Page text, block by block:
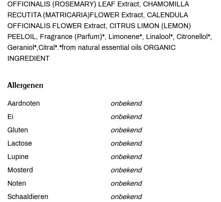
OFFICINALIS (ROSEMARY) LEAF Extract, CHAMOMILLA
RECUTITA (MATRICARIA)FLOWER Extract, CALENDULA
OFFICINALIS FLOWER Extract, CITRUS LIMON (LEMON)
PEELOIL, Fragrance (Parfum)*, Limonene*, Linalool*, Citronellol*,
Geraniol*,Citral*.*from natural essential oils ORGANIC
INGREDIENT
Allergenen
Aardnoten
onbekend
Ei
onbekend
Gluten
onbekend
Lactose
onbekend
Lupine
onbekend
Mosterd
onbekend
Noten
onbekend
Schaaldieren
onbekend